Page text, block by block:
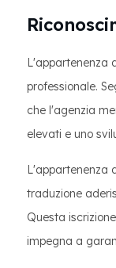
L'appartenenza
professionale.
che l'agenzia
elevati e uno
L'appartenenza
traduzione
Questa
impegna a